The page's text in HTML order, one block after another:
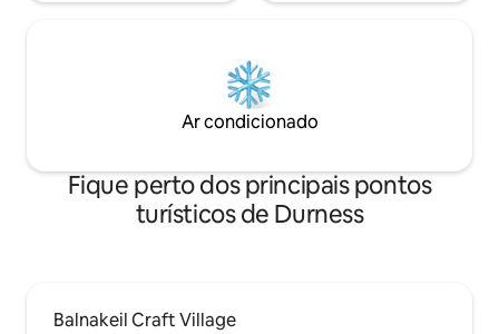
Ar condicionado
Fique perto dos principais pontos
turísticos de Durness
Balnakeil Craft Village